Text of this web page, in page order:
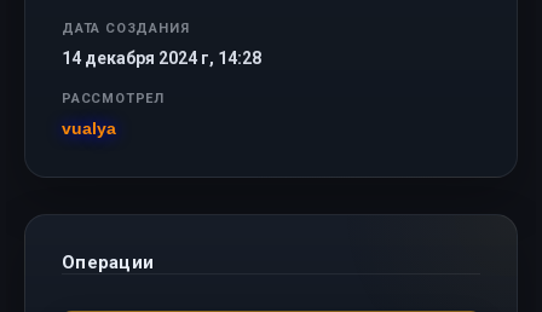
ДАТА СОЗДАНИЯ
14 декабря 2024 г, 14:28
РАССМОТРЕЛ
vualya
Операции